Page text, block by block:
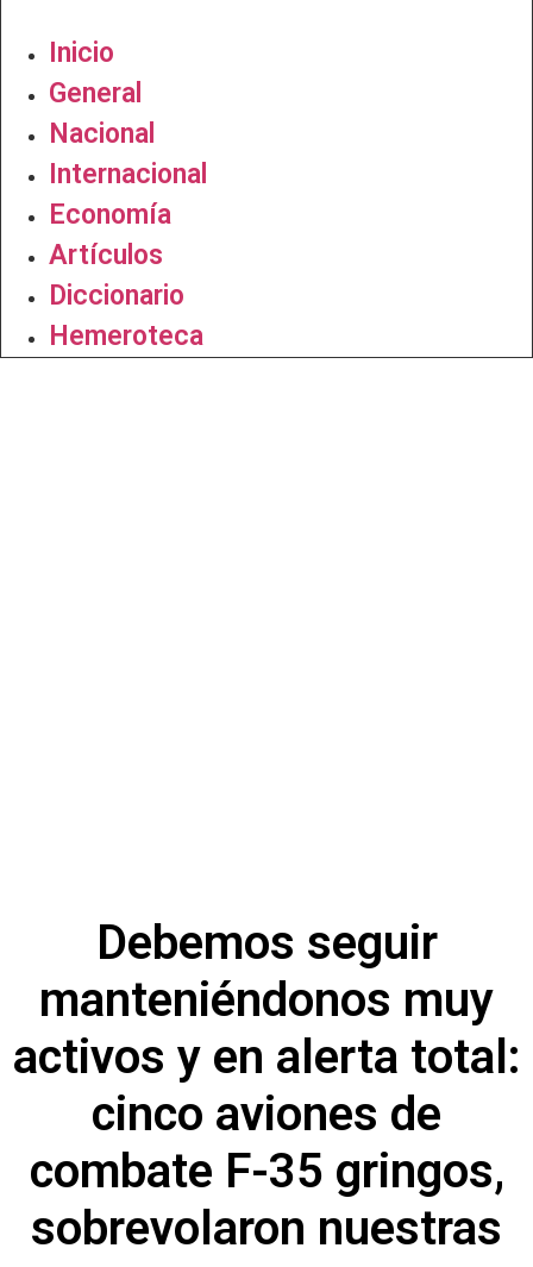
Inicio
General
Nacional
Internacional
Economía
Artículos
Diccionario
Hemeroteca
Debemos seguir
manteniéndonos muy
activos y en alerta total:
cinco aviones de
combate F-35 gringos,
sobrevolaron nuestras